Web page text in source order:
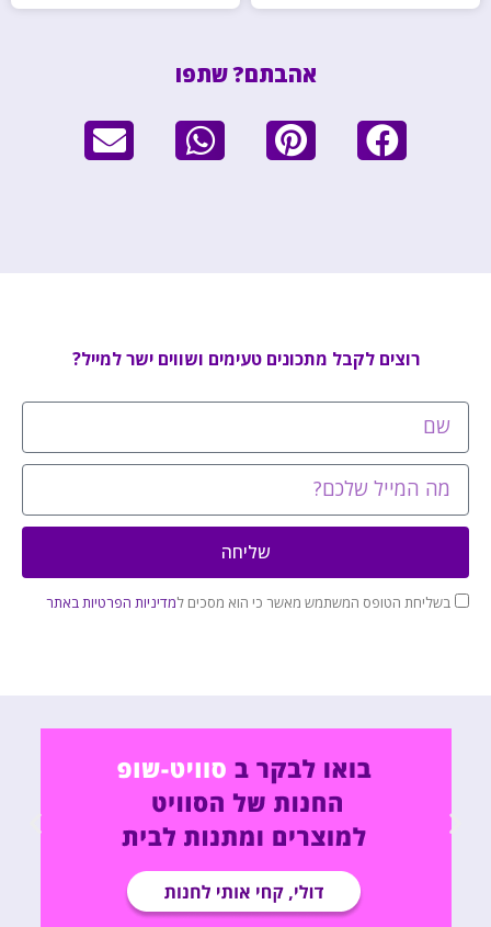
אהבתם? שתפו
רוצים לקבל מתכונים טעימים ושווים ישר למייל?
בשליחת הטופס המשתמש מאשר כי הוא מסכים למדיניות הפרטיות באתר
שליחה